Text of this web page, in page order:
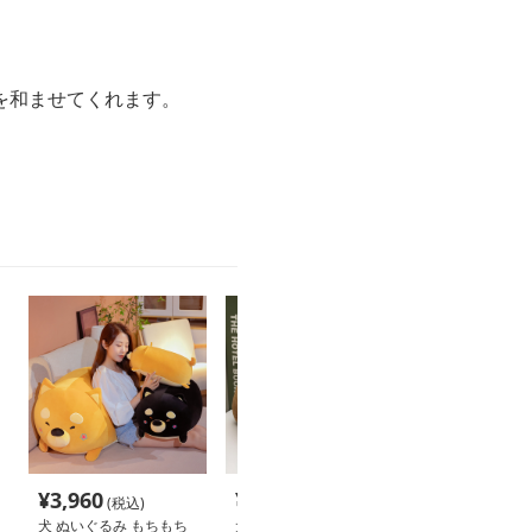
ませてくれます。
¥3,960(税込)
犬 ぬいぐるみ もちもち
¥
犬 ぬいぐるみ もちもち